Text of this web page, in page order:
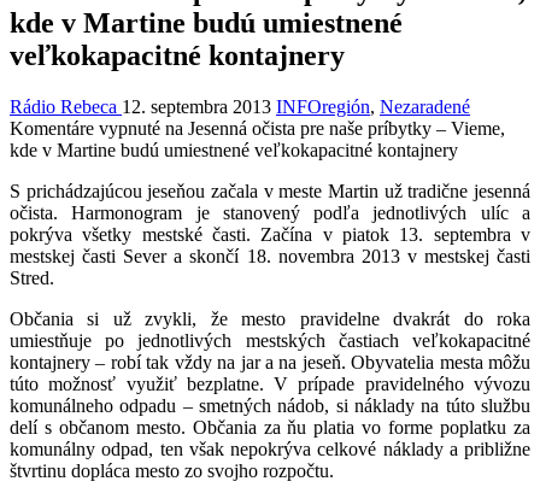
kde v Martine budú umiestnené
veľkokapacitné kontajnery
Rádio Rebeca 12. septembra 2013 INFOregión, Nezaradené
Komentáre vypnuté na Jesenná očista pre naše príbytky – Vieme,
kde v Martine budú umiestnené veľkokapacitné kontajnery
S prichádzajúcou jeseňou začala v meste Martin už tradične jesenná
očista. Harmonogram je stanovený podľa jednotlivých ulíc a
pokrýva všetky mestské časti. Začína v piatok 13. septembra v
mestskej časti Sever a skončí 18. novembra 2013 v mestskej časti
Stred.
Občania si už zvykli, že mesto pravidelne dvakrát do roka
umiestňuje po jednotlivých mestských častiach veľkokapacitné
kontajnery – robí tak vždy na jar a na jeseň. Obyvatelia mesta môžu
túto možnosť využiť bezplatne. V prípade pravidelného vývozu
komunálneho odpadu – smetných nádob, si náklady na túto službu
delí s občanom mesto. Občania za ňu platia vo forme poplatku za
komunálny odpad, ten však nepokrýva celkové náklady a približne
štvrtinu dopláca mesto zo svojho rozpočtu.